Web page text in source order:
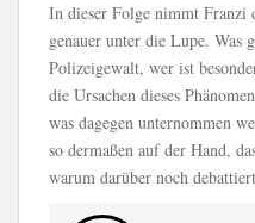
In dieser Folge nimmt Franzi
genauer unter die Lupe. Was
Polizeigewalt, wer ist
die Ursachen dieses
was dagegen unternommen
so dermaßen auf der Hand,
warum darüber noch